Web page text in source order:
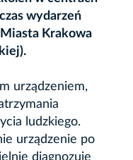
wydarzeń
Krakowa
urządzeniem,
ludzkiego.
urządzenie po
diagnozuje